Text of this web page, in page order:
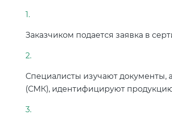
Заказчиком подается заявка в
Специалисты изучают документы,
(СМК), идентифицируют